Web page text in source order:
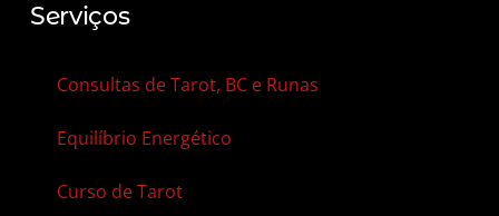
Serviços
Consultas de Tarot, BC e Runas
Equilíbrio Energético
Curso de Tarot